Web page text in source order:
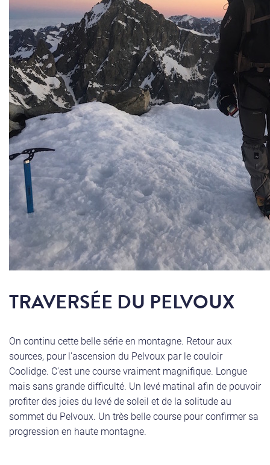
TRAVERSÉE DU PELVOUX
On continu cette belle série en montagne. Retour aux
sources, pour l'ascension du Pelvoux par le couloir
Coolidge. C'est une course vraiment magnifique. Longue
mais sans grande difficulté. Un levé matinal afin de pouvoir
profiter des joies du levé de soleil et de la solitude au
sommet du Pelvoux. Un très belle course pour confirmer sa
progression en haute montagne.